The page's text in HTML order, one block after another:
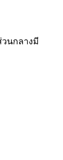
นกลางมี